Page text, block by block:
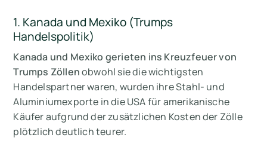
1. Kanada und Mexiko (Trumps
Handelspolitik)
Kanada und Mexiko gerieten ins Kreuzfeuer von
Trumps Zöllenobwohl sie die wichtigsten
Handelspartner waren, wurden ihre Stahl- und
Aluminiumexporte in die USA für amerikanische
Käufer aufgrund der zusätzlichen Kosten der Zölle
plötzlich deutlich teurer.